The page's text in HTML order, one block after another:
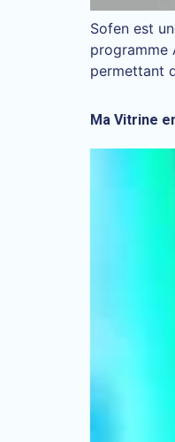
Sofen est
programme
permettant
Ma Vitrine